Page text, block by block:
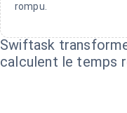
rompu.
Swiftask
calculent le temps